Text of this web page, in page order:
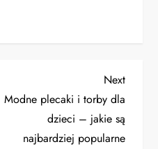
Next
Post
Next
Modne plecaki i torby dla
dzieci – jakie są
najbardziej popularne